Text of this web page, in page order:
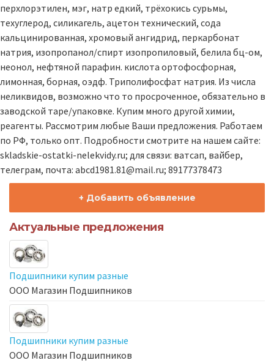
перхлорэтилен, мэг, натр едкий, трёхокись сурьмы,
техуглерод, силикагель, ацетон технический, сода
кальцинированная, хромовый ангидрид, перкарбонат
натрия, изопропанол/спирт изопропиловый, белила бц-ом,
неонол, нефтяной парафин. кислота ортофосфорная,
лимонная, борная, оэдф. Триполифосфат натрия. Из числа
неликвидов, возможно что то просроченное, обязательно в
заводской таре/упаковке. Купим много другой химии,
реагенты. Рассмотрим любые Ваши предложения. Работаем
по РФ, только опт. Подробности смотрите на нашем сайте:
skladskie-ostatki-nelekvidy.ru; для связи: ватсап, вайбер,
телеграм, почта: abcd1981.81@mail.ru; 89177378473
+ Добавить объявление
Актуальные предложения
Подшипники купим разные
ООО Магазин Подшипников
Подшипники купим разные
ООО Магазин Подшипников